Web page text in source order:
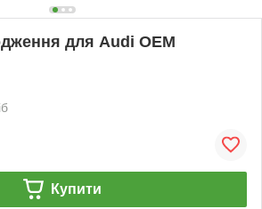
для Audi OEM
Купити